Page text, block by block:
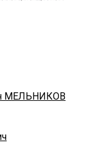
МЕЛЬНИКОВ